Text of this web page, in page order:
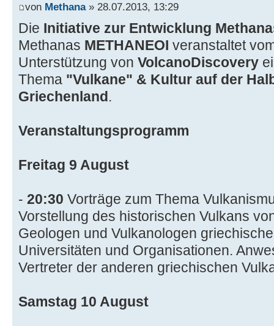
von Methana» 28.07.2013, 13:29
Die Initiative zur Entwicklung
Methanas METHANEOI veranstaltet
Unterstützung von VolcanoDiscovery
Thema "Vulkane" & Kultur auf der
Griechenland.
Veranstaltungsprogramm
Freitag 9 August
- 20:30 Vorträge zum Thema
Vorstellung des historischen Vulkans
Geologen und Vulkanologen
Universitäten und Organisationen.
Vertreter der anderen griechischen
Samstag 10 August